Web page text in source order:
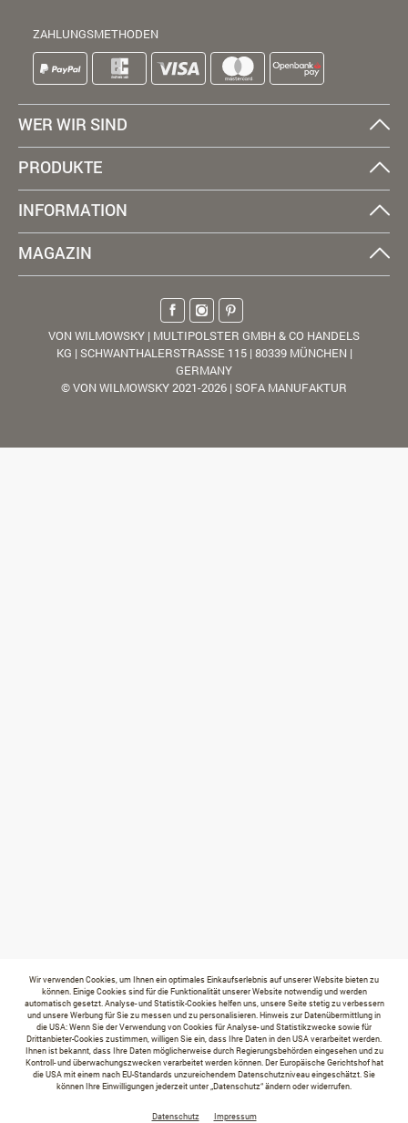
ZAHLUNGSMETHODEN
WER WIR SIND
PRODUKTE
INFORMATION
MAGAZIN
VON WILMOWSKY | MULTIPOLSTER GMBH & CO HANDELS
KG | SCHWANTHALERSTRASSE 115 | 80339 MÜNCHEN |
GERMANY
© VON WILMOWSKY 2021-2026 | SOFA MANUFAKTUR
Wir verwenden Cookies, um Ihnen ein optimales Einkaufserlebnis auf unserer Website bieten zu
können. Einige Cookies sind für die Funktionalität unserer Website notwendig und werden
automatisch gesetzt. Analyse- und Statistik-Cookies helfen uns, unsere Seite stetig zu verbessern
und unsere Werbung für Sie zu messen und zu personalisieren. Hinweis zur Datenübermittlung in
die USA: Wenn Sie der Verwendung von Cookies für Analyse- und Statistikzwecke sowie für
Drittanbieter-Cookies zustimmen, willigen Sie ein, dass Ihre Daten in den USA verarbeitet werden.
Ihnen ist bekannt, dass Ihre Daten möglicherweise durch Regierungsbehörden eingesehen und zu
Kontroll- und überwachungszwecken verarbeitet werden können. Der Europäische Gerichtshof hat
die USA mit einem nach EU-Standards unzureichendem Datenschutzniveau eingeschätzt. Sie
können Ihre Einwilligungen jederzeit unter „Datenschutz“ ändern oder widerrufen.
Datenschutz Impressum